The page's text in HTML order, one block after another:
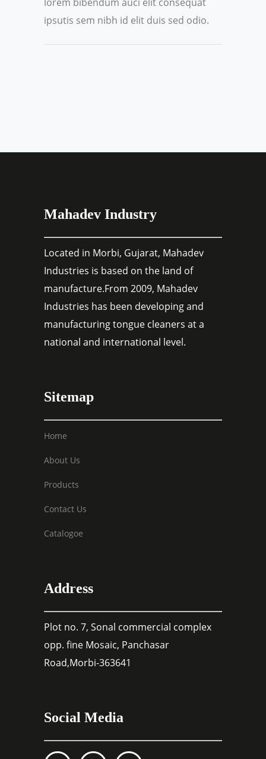
ipsutis sem nibh id elit duis sed odio.
Mahadev Industry
Located in Morbi, Gujarat, Mahadev
Industries is based on the land of
manufacture.From 2009, Mahadev
Industries has been developing and
manufacturing tongue cleaners at a
national and international level.
Sitemap
Home
About Us
Products
Contact Us
Catalogoe
Address
Plot no. 7, Sonal commercial complex
opp. fine Mosaic, Panchasar
Road,Morbi-363641
Social Media